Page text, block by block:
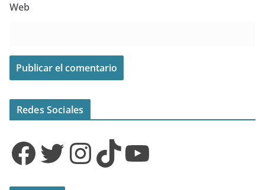
Web
Redes Sociales
Facebook Twitter InstagramTikTok YouTube